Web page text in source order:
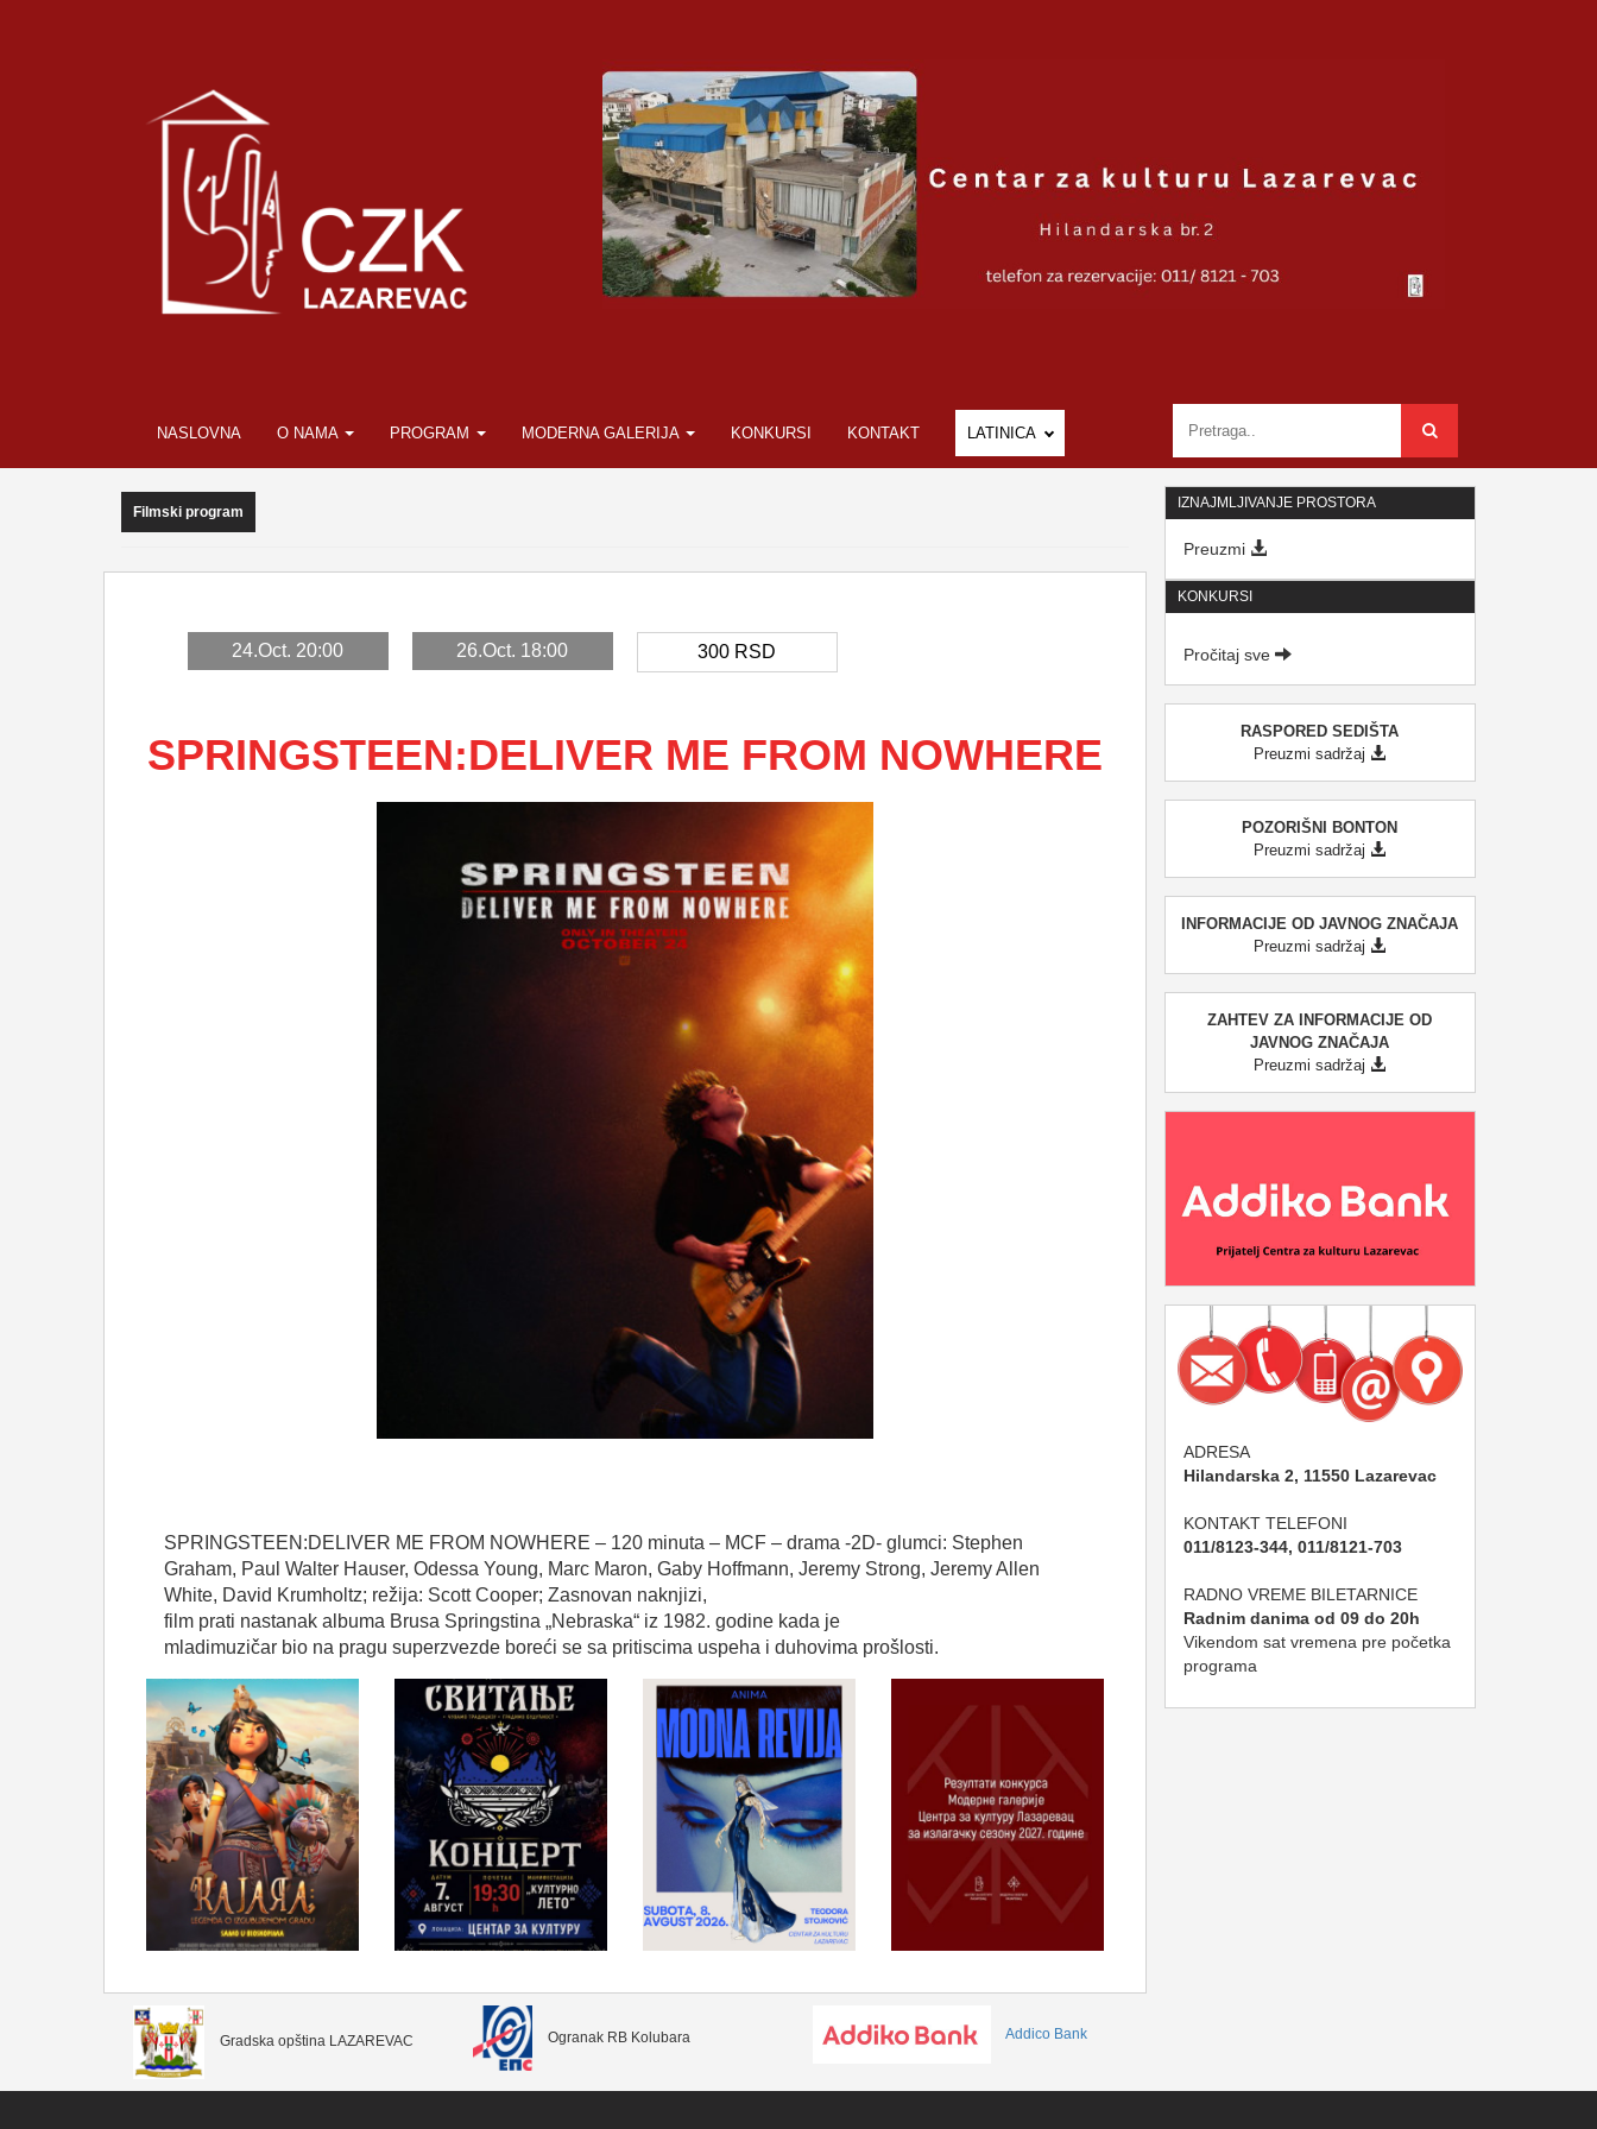
NASLOVNA O NAMA PROGRAM MODERNA GALERIJA KONKURSI KONTAKT LATINICA
Filmski program
24.Oct. 20:00 26.Oct. 18:00 300 RSD
SPRINGSTEEN:DELIVER ME FROM NOWHERE
SPRINGSTEEN:DELIVER ME FROM NOWHERE – 120 minuta – MCF – drama -2D- glumci: Stephen
Graham, Paul Walter Hauser, Odessa Young, Marc Maron, Gaby Hoffmann, Jeremy Strong, Jeremy Allen
White, David Krumholtz; režija: Scott Cooper; Zasnovan naknjizi,
film prati nastanak albuma Brusa Springstina „Nebraska“ iz 1982. godine kada je
mladimuzičar bio na pragu superzvezde boreći se sa pritiscima uspeha i duhovima prošlosti.
Gradska opština LAZAREVAC Ogranak RB Kolubara Addico Bank
IZNAJMLJIVANJE PROSTORA
Preuzmi
KONKURSI
Pročitaj sve
RASPORED SEDIŠTA
Preuzmi sadržaj
POZORIŠNI BONTON
Preuzmi sadržaj
INFORMACIJE OD JAVNOG ZNAČAJA
Preuzmi sadržaj
ZAHTEV ZA INFORMACIJE OD
JAVNOG ZNAČAJA
Preuzmi sadržaj
ADRESA
Hilandarska 2, 11550 Lazarevac
KONTAKT TELEFONI
011/8123-344, 011/8121-703
RADNO VREME BILETARNICE
Radnim danima od 09 do 20h
Vikendom sat vremena pre početka
programa